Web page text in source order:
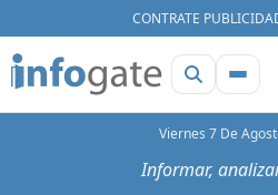
CONTRATE
Viernes 7 De
Informar,